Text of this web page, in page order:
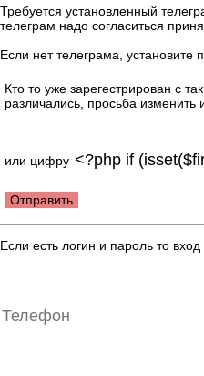
Требуется установленный
телеграм надо согласиться
Если нет телеграма, установите
Кто то уже зарегестрирован с
различались, просьба изменить
или цифру
Отправить
Если есть логин и пароль то вход